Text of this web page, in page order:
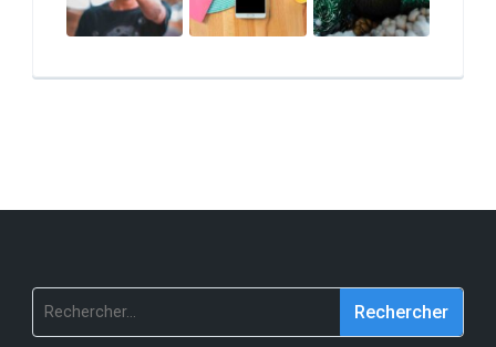
Rechercher :